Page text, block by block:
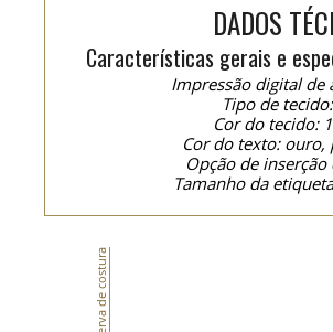
DADOS
Características gerais e
Impressão digital de
Tipo de
Cor do tecido:
Cor do texto: ouro,
Opção de
Tamanho da
Reserva de costura